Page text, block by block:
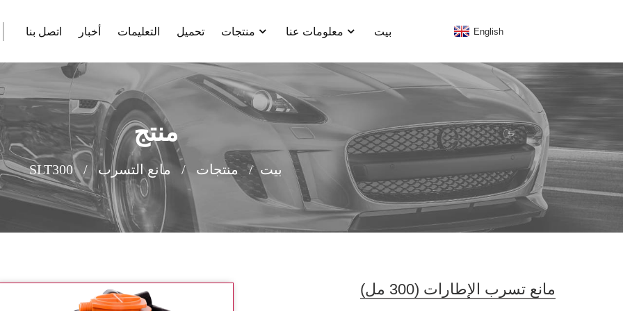
بيت معلومات عنا منتجات تحميل التعليمات أخبار اتصل بنا English
منتج
بيت منتجات مانع التسرب SLT300
مانع تسرب الإطارات (300 مل)